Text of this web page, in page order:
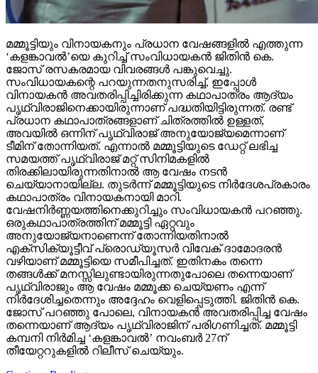
മമ്മൂട്ടിയും വിനായകനും പ്രധാന വേഷങ്ങളില്‍ എത്തുന്ന
‘കളങ്കാവല്‍’യെ കുറിച്ച് സംവിധായകന്‍ ജിതിന്‍ കെ.
ജോസ് രസകരമായ വിവരങ്ങള്‍ പങ്കുവെച്ചു.
സംവിധായകന്റെ പറയുന്നതനുസരിച്ച്, ഇപ്പോള്‍
വിനായകന്‍ അവതരിപ്പിച്ചിരിക്കുന്ന കഥാപാത്രം ആദ്യം
പൃഥ്വിരാജിനെക്കായിരുന്നാണ് പദ്ധതിയിട്ടിരുന്നത്. രണ്ട്
പ്രധാന കഥാപാത്രങ്ങളാണ് ചിത്രത്തില്‍ ഉള്ളത്,
അവയില്‍ ഒന്നിന് പൃഥ്വിരാജ് അനുയോജ്യമെന്നാണ്
ടീമിന് തോന്നിയത്. എന്നാല്‍ മമ്മൂട്ടിയുടെ ഡേറ്റ് ലഭിച്ച
സമയത്ത് പൃഥ്വിരാജ് മറ്റ് സിനിമകളില്‍
തിരക്കിലായിരുന്നതിനാല്‍ ആ വേഷം നടന്‍
ചെയ്യാനായില്ല. തുടര്‍ന്ന് മമ്മൂട്ടിയുടെ നിര്‍ദേശപ്രകാരം
കഥാപാത്രം വിനായകനായി മാറി.
വേഷനിര്‍ണ്ണയത്തിനെക്കുറിച്ചും സംവിധായകന്‍ പറഞ്ഞു.
ഒരുകഥാപാത്രത്തിന് മമ്മൂട്ടി ഏറ്റവും
അനുയോജ്യനാണെന്ന് തോന്നിയതിനാല്‍
എക്‌സിക്യൂട്ടീവ് പ്രൊഡ്യൂസര്‍ വിവേക് ദാമോദരന്‍
വഴിയാണ് മമ്മൂട്ടിയെ സമീപിച്ചത്. ഇതിനകം തന്നെ
തങ്ങള്‍ക്ക് മനസ്സിലുണ്ടായിരുന്നതുപോലെ തന്നെയാണ്
പൃഥ്വിരാജും ആ വേഷം മമ്മൂക്ക ചെയ്യണം എന്ന്
നിര്‍ദേശിച്ചതെന്നും അദ്ദേഹം വെളിപ്പെടുത്തി. ജിതിന്‍ കെ.
ജോസ് പറഞ്ഞു പോലെ, വിനായകന്‍ അവതരിപ്പിച്ച വേഷം
തന്നെയാണ് ആദ്യം പൃഥ്വിരാജിന് പരിഗണിച്ചത്. മമ്മൂട്ടി
കമ്പനി നിര്‍മിച്ച ‘കളങ്കാവല്‍’ നവംബര്‍ 27ന്
തീയേറ്ററുകളില്‍ റിലീസ് ചെയ്യും.